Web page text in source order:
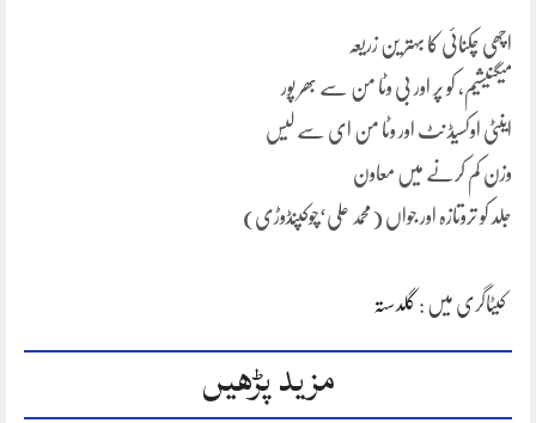
اچھی چکنائی کا بہتر ین زریعہ
میگنیشیم، کو پر اور بی وٹا من سے بھر پور
اینٹی اوکسیڈ نٹ اور وٹا من ای سے لیس
وزن کم کرنے میں معاون
جلد کو تروتازہ اور جواں (محمد علی‘چوکپنڈوڑی)
کیٹاگری میں : گلدستہ
مزید پڑھیں